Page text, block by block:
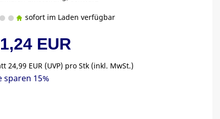
sofort im Laden verfügbar
EUR
24,99 EUR (UVP) pro Stk (inkl. MwSt.)
sparen 15%